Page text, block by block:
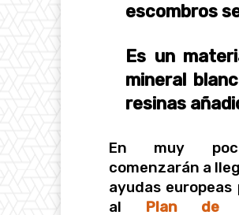
escombros
Es un
mineral
resinas
En muy
comenzarán a
ayudas
al Plan de